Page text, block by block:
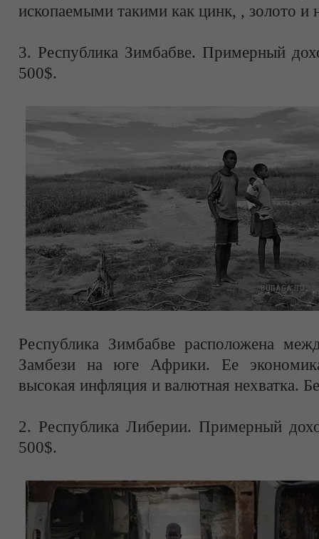
ископаемыми такими как цинк, , золото и
3. Республика Зимбабве. Примерный
500$.
Республика Зимбабве расположена
Замбези на юге Африки. Ее
высокая инфляция и валютная нехватка.
2. Республика Либерии. Примерный
500$.